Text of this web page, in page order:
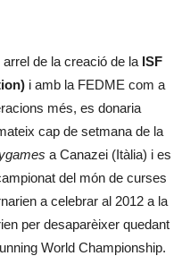
de la creació de la ISF
i amb la FEDME com a
més, es donaria
cap de setmana de la
a Canazei (Itàlia) i es
del món de curses
a celebrar al 2012 a la
per desaparèixer quedant
World Championship.